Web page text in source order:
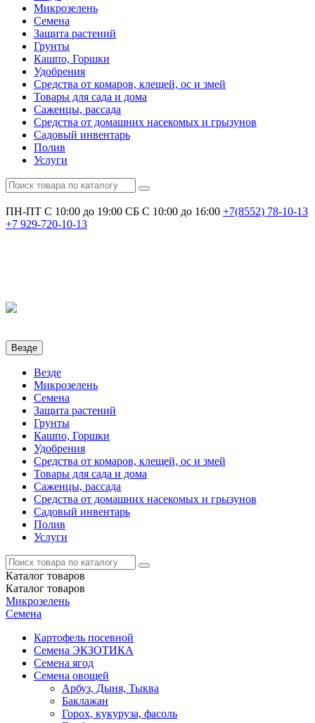
Микрозелень
Семена
Защита растений
Грунты
Кашпо, Горшки
Удобрения
Средства от комаров, клещей, ос и змей
Товары для сада и дома
Саженцы, рассада
Средства от домашних насекомых и грызунов
Садовый инвентарь
Полив
Услуги
ПН-ПТ С 10:00 до 19:00 СБ С 10:00 до 16:00 +7(8552) 78-10-13
+7 929-720-10-13
Везде
Везде
Микрозелень
Семена
Защита растений
Грунты
Кашпо, Горшки
Удобрения
Средства от комаров, клещей, ос и змей
Товары для сада и дома
Саженцы, рассада
Средства от домашних насекомых и грызунов
Садовый инвентарь
Полив
Услуги
Каталог товаров
Каталог товаров
Микрозелень
Семена
Картофель посевной
Семена ЭКЗОТИКА
Семена ягод
Семена овощей
Арбуз, Дыня, Тыква
Баклажан
Горох, кукуруза, фасоль